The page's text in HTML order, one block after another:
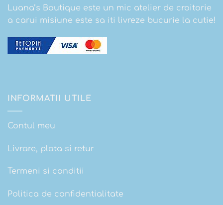
Luana’s Boutique este un mic atelier de croitorie
a carui misiune este sa iti livreze bucurie la cutie!
INFORMATII UTILE
Contul meu
Livrare, plata si retur
Termeni si conditii
Politica de confidentialitate